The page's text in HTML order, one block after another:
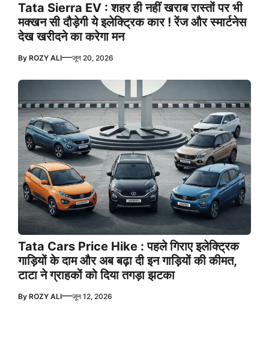
Tata Sierra EV : शहर ही नहीं खराब रास्तों पर भी
मक्खन सी दौड़ेगी ये इलेक्ट्रिक कार ! रेंज और स्मार्टनेस
देख खरीदने का करेगा मन
By ROZY ALI—जून 20, 2026
Tata Cars Price Hike : पहले गिराए इलेक्ट्रिक
गाड़ियों के दाम और अब बढ़ा दी इन गाड़ियों की कीमत,
टाटा ने ग्राहकों को दिया तगड़ा झटका
By ROZY ALI—जून 12, 2026